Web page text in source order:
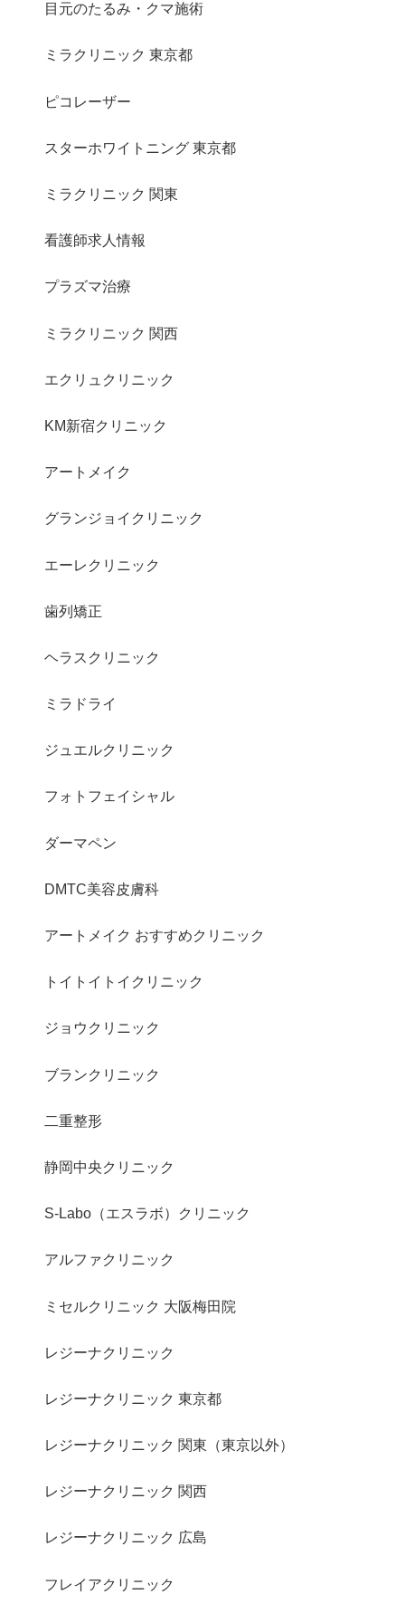
目元のたるみ・クマ施術
ミラクリニック 東京都
ピコレーザー
スターホワイトニング 東京都
ミラクリニック 関東
看護師求人情報
プラズマ治療
ミラクリニック 関西
エクリュクリニック
KM新宿クリニック
アートメイク
グランジョイクリニック
エーレクリニック
歯列矯正
ヘラスクリニック
ミラドライ
ジュエルクリニック
フォトフェイシャル
ダーマペン
DMTC美容皮膚科
アートメイク おすすめクリニック
トイトイトイクリニック
ジョウクリニック
ブランクリニック
二重整形
静岡中央クリニック
S-Labo（エスラボ）クリニック
アルファクリニック
ミセルクリニック 大阪梅田院
レジーナクリニック
レジーナクリニック 東京都
レジーナクリニック 関東（東京以外）
レジーナクリニック 関西
レジーナクリニック 広島
フレイアクリニック